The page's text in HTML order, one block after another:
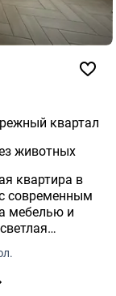
квартал
животных
квартира в
мебелью и